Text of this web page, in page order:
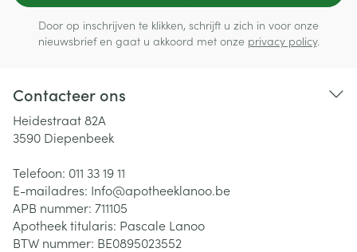
Door op inschrijven te klikken, schrijft u zich in voor onze
nieuwsbrief en gaat u akkoord met onze privacy policy.
Contacteer ons
Heidestraat 82A
3590 Diepenbeek
Telefoon: 011 33 19 11
E-mailadres: Info@apotheeklanoo.be
APB nummer: 711105
Apotheek titularis: Pascale Lanoo
BTW nummer: BE0895023552